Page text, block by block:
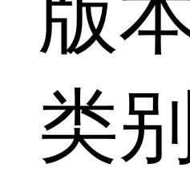
版
类